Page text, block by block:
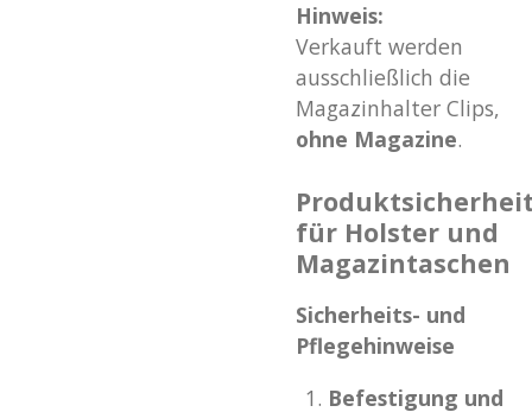
Hinweis:
Verkauft werden
ausschließlich die
Magazinhalter Clips,
ohne Magazine.
für Holster und
Magazintaschen
Sicherheits- und
Pflegehinweise
Befestigung und